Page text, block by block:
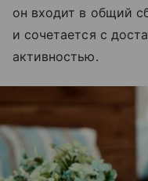
он входит в общий
и сочетается с
активностью.